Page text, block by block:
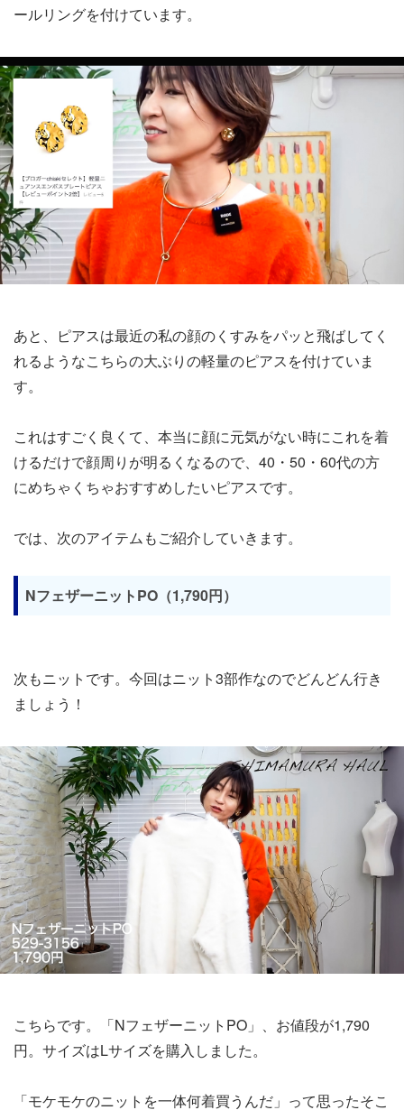
ールリングを付けています。
あと、ピアスは最近の私の顔のくすみをパッと飛ばしてく
れるようなこちらの大ぶりの軽量のピアスを付けていま
す。
これはすごく良くて、本当に顔に元気がない時にこれを着
けるだけで顔周りが明るくなるので、40・50・60代の方
にめちゃくちゃおすすめしたいピアスです。
では、次のアイテムもご紹介していきます。
NフェザーニットPO（1,790円）
次もニットです。今回はニット3部作なのでどんどん行き
ましょう！
こちらです。「NフェザーニットPO」、お値段が1,790
円。サイズはLサイズを購入しました。
「モケモケのニットを一体何着買うんだ」って思ったそこ